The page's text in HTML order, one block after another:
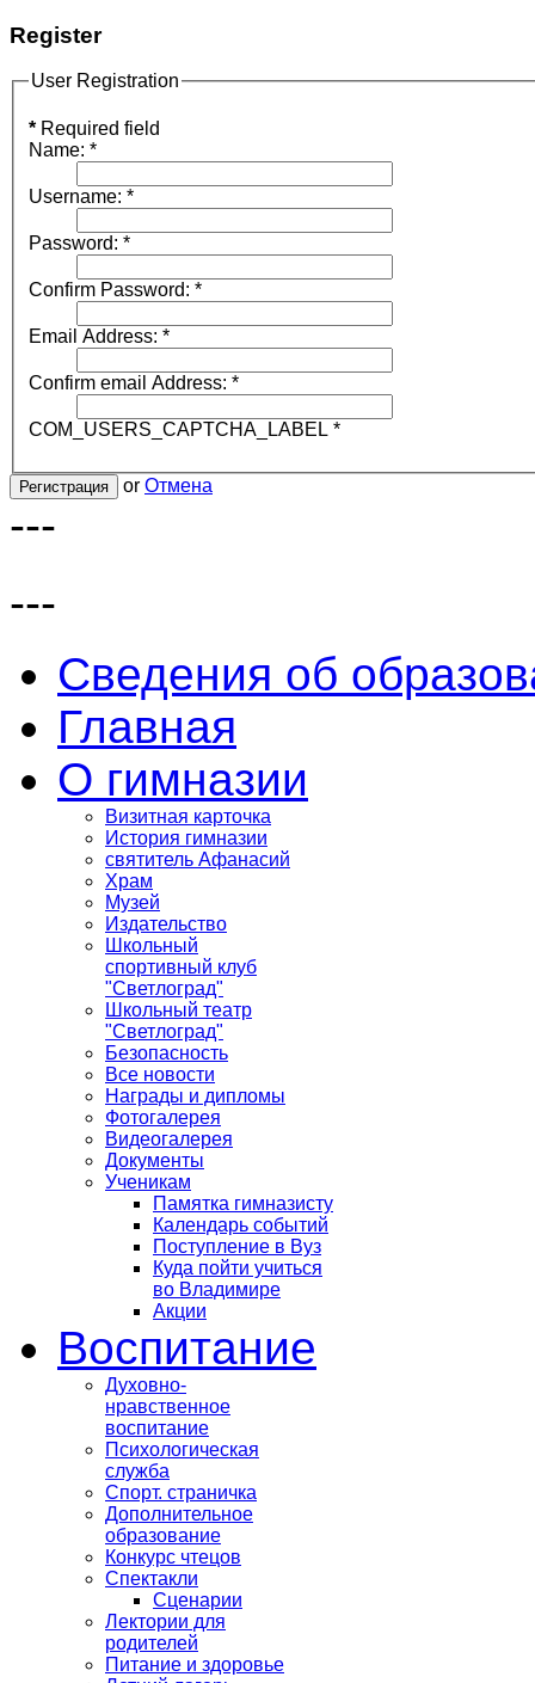
Register
User Registration
* Required field
Name: *
Username: *
Password: *
Confirm Password: *
Email Address: *
Confirm email Address: *
COM_USERS_CAPTCHA_LABEL *
Регистрация or Отмена
---
---
Сведения об
Главная
О гимназии
Визитная карточка
История гимназии
святитель Афанасий
Храм
Музей
Издательство
Школьный
спортивный клуб
"Светлоград"
Школьный театр
"Светлоград"
Безопасность
Все новости
Награды и дипломы
Фотогалерея
Видеогалерея
Документы
Ученикам
Памятка гимназисту
Календарь событий
Поступление в Вуз
Куда пойти учиться
во Владимире
Акции
Воспитание
Духовно-
нравственное
воспитание
Психологическая
служба
Спорт. страничка
Дополнительное
образование
Конкурс чтецов
Спектакли
Сценарии
Лектории для
родителей
Питание и здоровье